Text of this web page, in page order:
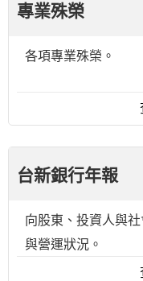
專業殊榮
各項專業殊榮。
台新銀行年報
向股東、投資人與
與營運狀況。